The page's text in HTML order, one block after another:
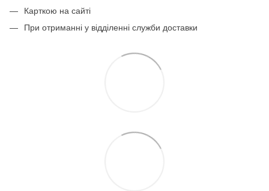
Карткою на сайті
При отриманні у відділенні служби доставки